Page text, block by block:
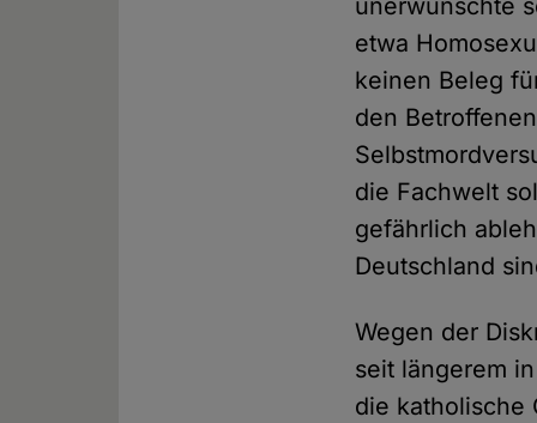
unerwünschte
etwa
keinen Beleg
den
die Fachwelt
gefährlich
Deutschland
Wegen der
seit längerem
die katholische